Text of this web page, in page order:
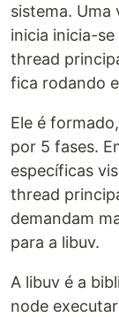
sistema. Uma
inicia inicia-
thread
fica rodando
Ele é
por 5 fases.
específicas
thread
demandam
para a libuv.
A libuv é a
node